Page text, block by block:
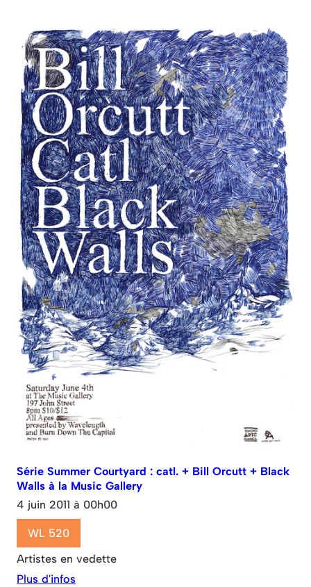
Série Summer Courtyard : catl. + Bill Orcutt + Black
Walls à la Music Gallery
4 juin 2011 à 00h00
WL 520
Artistes en vedette
Plus d'infos